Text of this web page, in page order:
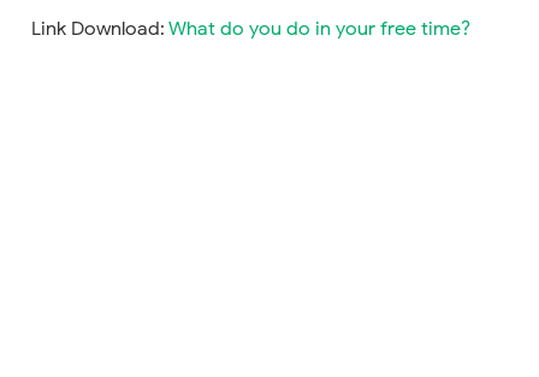
Link Download:What do you do in your free time?